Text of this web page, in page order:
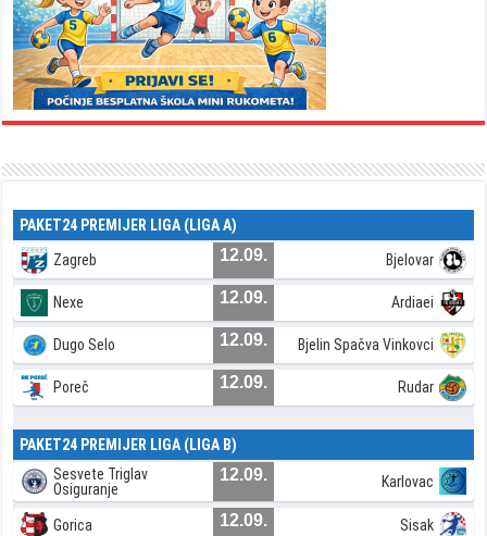
PAKET24 PREMIJER LIGA (LIGA A)
Zagreb 12.09. Bjelovar
Nexe 12.09. Ardiaei
Dugo Selo 12.09. Bjelin Spačva Vinkovci
Poreč 12.09. Rudar
PAKET24 PREMIJER LIGA (LIGA B)
Sesvete Triglav
Osiguranje
12.09. Karlovac
Gorica 12.09. Sisak